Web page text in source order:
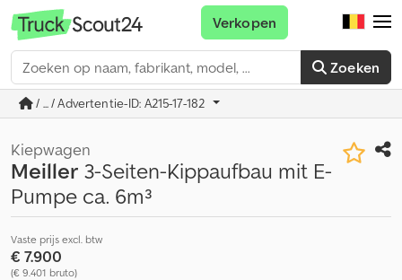
Zoeken
Verkopen
/ ... / Advertentie-ID: A215-17-182
Kiepwagen
Meiller 3-Seiten-Kippaufbau mit E-
Pumpe ca. 6m³
Vaste prijs excl. btw
€ 7.900
(€ 9.401 bruto)